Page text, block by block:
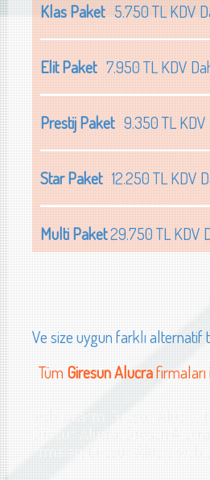
Klas Paket5.750 TL KDV
Elit Paket7.950 TL KDV
Prestij Paket9.350 TL KDV
Star Paket12.250 TL KDV
Multi Paket29.750 TL KDV
Ve size uygun farklı alternatif
TümGiresun Alucra
web tasarımı Giresun Alucra,
Giresun Alucra, Giresun
firmaları, Giresun Alucra web